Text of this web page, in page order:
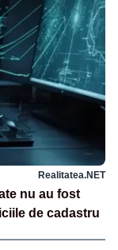
Realitatea.NET
nu au fost
de cadastru